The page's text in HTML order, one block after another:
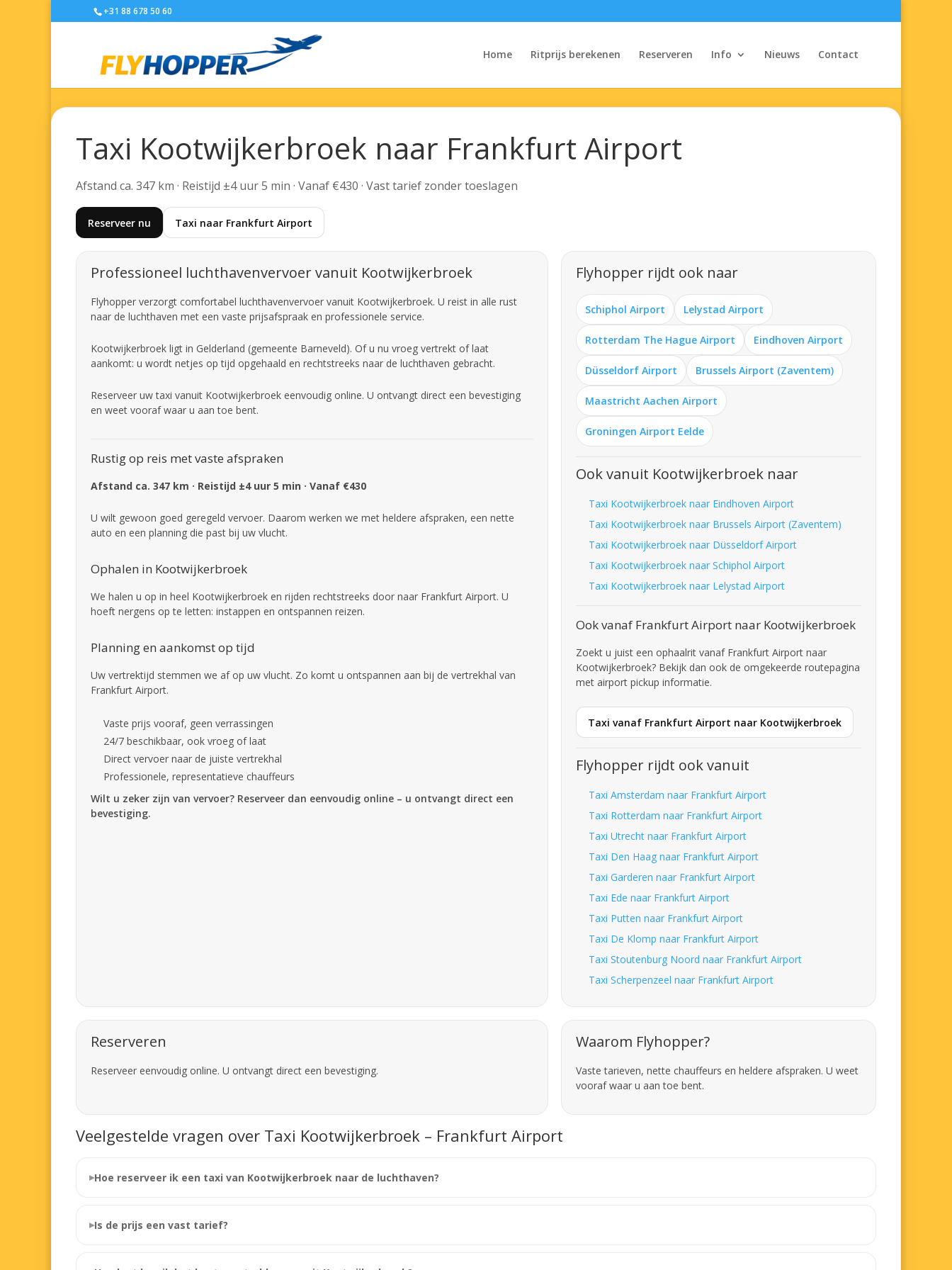
+31 88 678 50 60
Home Ritprijs berekenen Reserveren Info Nieuws Contact
Taxi Kootwijkerbroek naar Frankfurt Airport
Afstand ca. 347 km · Reistijd ±4 uur 5 min · Vanaf €430 · Vast tarief zonder toeslagen
Reserveer nu Taxi naar Frankfurt Airport
Professioneel luchthavenvervoer vanuit Kootwijkerbroek
Flyhopper verzorgt comfortabel luchthavenvervoer vanuit Kootwijkerbroek. U reist in alle rust
naar de luchthaven met een vaste prijsafspraak en professionele service.
Kootwijkerbroek ligt in Gelderland (gemeente Barneveld). Of u nu vroeg vertrekt of laat
aankomt: u wordt netjes op tijd opgehaald en rechtstreeks naar de luchthaven gebracht.
Reserveer uw taxi vanuit Kootwijkerbroek eenvoudig online. U ontvangt direct een bevestiging
en weet vooraf waar u aan toe bent.
Rustig op reis met vaste afspraken
Afstand ca. 347 km · Reistijd ±4 uur 5 min · Vanaf €430
U wilt gewoon goed geregeld vervoer. Daarom werken we met heldere afspraken, een nette
auto en een planning die past bij uw vlucht.
Ophalen in Kootwijkerbroek
We halen u op in heel Kootwijkerbroek en rijden rechtstreeks door naar Frankfurt Airport. U
hoeft nergens op te letten: instappen en ontspannen reizen.
Planning en aankomst op tijd
Uw vertrektijd stemmen we af op uw vlucht. Zo komt u ontspannen aan bij de vertrekhal van
Frankfurt Airport.
Vaste prijs vooraf, geen verrassingen
24/7 beschikbaar, ook vroeg of laat
Direct vervoer naar de juiste vertrekhal
Professionele, representatieve chauffeurs
Wilt u zeker zijn van vervoer? Reserveer dan eenvoudig online – u ontvangt direct een
bevestiging.
Flyhopper rijdt ook naar
Schiphol Airport Lelystad Airport
Rotterdam The Hague Airport Eindhoven Airport
Düsseldorf Airport Brussels Airport (Zaventem)
Maastricht Aachen Airport
Groningen Airport Eelde
Ook vanuit Kootwijkerbroek naar
Taxi Kootwijkerbroek naar Eindhoven Airport
Taxi Kootwijkerbroek naar Brussels Airport (Zaventem)
Taxi Kootwijkerbroek naar Düsseldorf Airport
Taxi Kootwijkerbroek naar Schiphol Airport
Taxi Kootwijkerbroek naar Lelystad Airport
Ook vanaf Frankfurt Airport naar Kootwijkerbroek
Zoekt u juist een ophaalrit vanaf Frankfurt Airport naar
Kootwijkerbroek? Bekijk dan ook de omgekeerde routepagina
met airport pickup informatie.
Taxi vanaf Frankfurt Airport naar Kootwijkerbroek
Flyhopper rijdt ook vanuit
Taxi Amsterdam naar Frankfurt Airport
Taxi Rotterdam naar Frankfurt Airport
Taxi Utrecht naar Frankfurt Airport
Taxi Den Haag naar Frankfurt Airport
Taxi Garderen naar Frankfurt Airport
Taxi Ede naar Frankfurt Airport
Taxi Putten naar Frankfurt Airport
Taxi De Klomp naar Frankfurt Airport
Taxi Stoutenburg Noord naar Frankfurt Airport
Taxi Scherpenzeel naar Frankfurt Airport
Reserveren
Reserveer eenvoudig online. U ontvangt direct een bevestiging.
Waarom Flyhopper?
Vaste tarieven, nette chauffeurs en heldere afspraken. U weet
vooraf waar u aan toe bent.
Veelgestelde vragen over Taxi Kootwijkerbroek – Frankfurt Airport
Hoe reserveer ik een taxi van Kootwijkerbroek naar de luchthaven?
Is de prijs een vast tarief?